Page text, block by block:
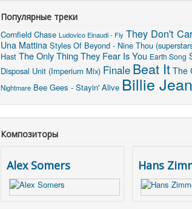
Популярные треки
Cornfield Chase Ludovico Einaudi - Fly They Don't
Una Mattina Styles Of Beyond - Nine Thou
Hast The Only Thing They Fear Is You Earth Song
Disposal Unit (Imperium Mix) Finale Beat It The
Nightmare Bee Gees - Stayin' Alive Billie Jean
Композиторы
Alex Somers Hans